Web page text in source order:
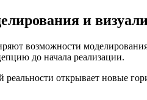
и
возможности
до начала реализации.
открывает новые